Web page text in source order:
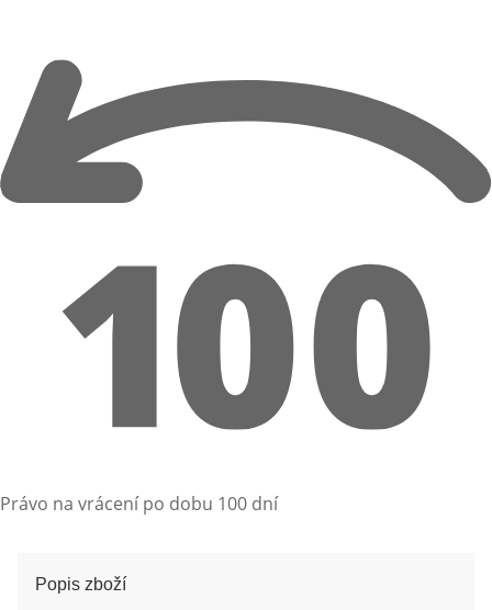
Právo na vrácení po dobu 100 dní
Popis zboží